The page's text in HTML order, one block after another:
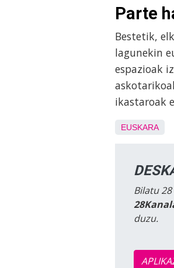
Parte
Bestetik,
lagunekin
espazioak
ikastaroak
EUSKARA
Bilatu
duzu.